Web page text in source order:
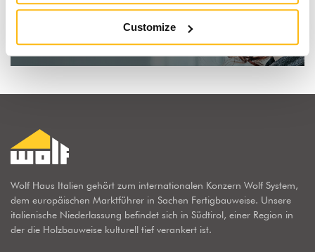
Customize
Mehr erfahren
Wolf Haus Italien gehört zum internationalen Konzern Wolf System,
dem europäischen Marktführer in Sachen Fertigbauweise. Unsere
italienische Niederlassung befindet sich in Südtirol, einer Region in
der die Holzbauweise kulturell tief verankert ist.